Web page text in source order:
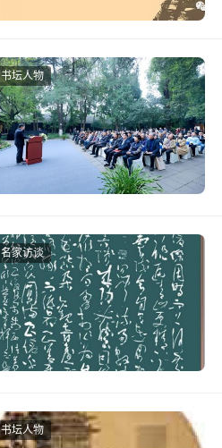
书坛人物
名家访谈
书坛人物